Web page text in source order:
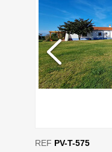
REF PV-T-575